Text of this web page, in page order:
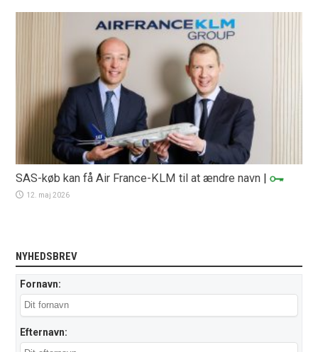
SAS-køb kan få Air France-KLM til at ændre navn |
12. maj 2026
NYHEDSBREV
Fornavn:
Efternavn: